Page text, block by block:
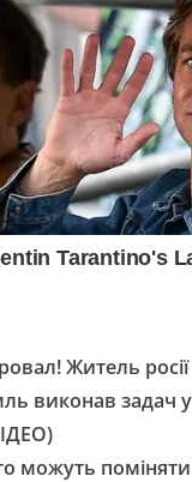
Житель росії
виконав задач у
можуть поміняти